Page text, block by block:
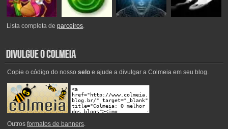
Lista completa deparceiros.
Copie o código do nosso seloe ajude a divulgar a Colmeia em seu blog.
Outros formatos de banners.